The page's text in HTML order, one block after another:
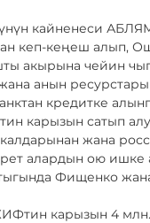
кайненеси
кеп-кеңеш алып,
акырына чейин
анын
кредитке
карызын сатып
жана
алардын ою
Фищенко
карызын 4